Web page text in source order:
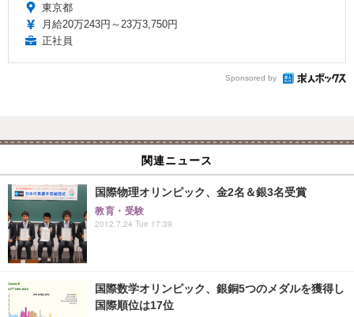
東京都
月給20万243円～23万3,750円
正社員
Sponsored by
関連ニュース
国際物理オリンピック、金2名＆銀3名受賞
教育・受験
2012.7.24 Tue 17:39
国際数学オリンピック、銀銅5つのメダルを獲得し
国際順位は17位